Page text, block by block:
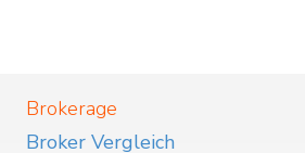
Brokerage
Broker Vergleich